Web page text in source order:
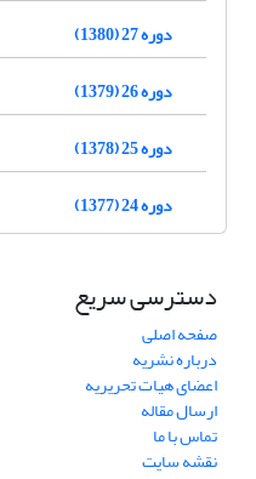
دوره 27 (1380)
دوره 26 (1379)
دوره 25 (1378)
دوره 24 (1377)
دسترسی سریع
صفحه اصلی
درباره نشریه
اعضای هیات تحریریه
ارسال مقاله
تماس با ما
نقشه سایت